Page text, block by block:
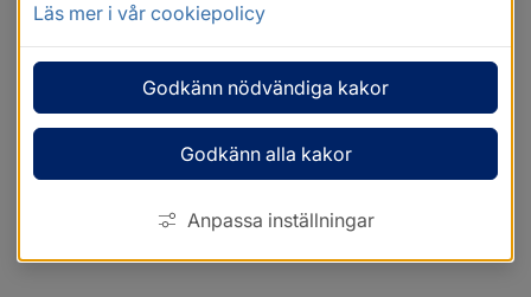
Läs mer i vår cookiepolicy
Godkänn nödvändiga kakor
Godkänn alla kakor
Anpassa inställningar